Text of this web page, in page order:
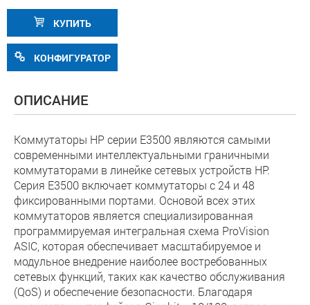
КУПИТЬ
КОНФИГУРАТОР
ОПИСАНИЕ
Коммутаторы HP серии E3500 являются самыми
современными интеллектуальными граничными
коммутаторами в линейке сетевых устройств HP.
Серия E3500 включает коммутаторы с 24 и 48
фиксированными портами. Основой всех этих
коммутаторов является специализированная
программируемая интегральная схема ProVision
ASIC, которая обеспечивает масштабируемое и
модульное внедрение наиболее востребованных
сетевых функций, таких как качество обслуживания
(QoS) и обеспечение безопасности. Благодаря